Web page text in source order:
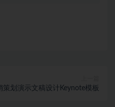
策划演示文稿设计Keynote模板